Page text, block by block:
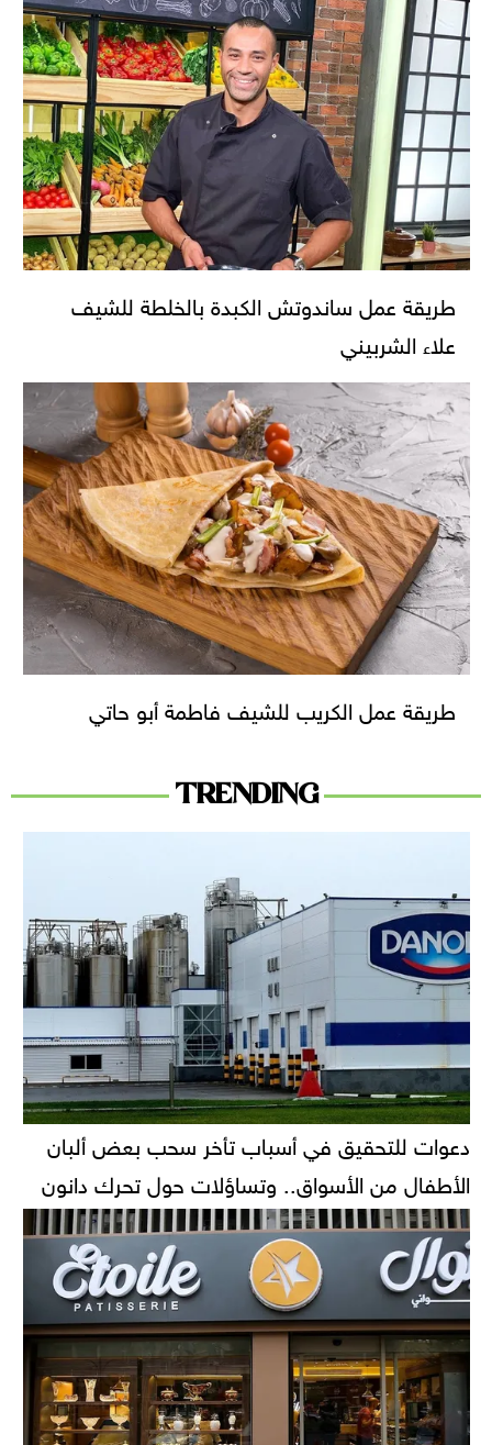
طريقة عمل ساندوتش الكبدة بالخلطة للشيف
علاء الشربيني
طريقة عمل الكريب للشيف فاطمة أبو حاتي
TRENDING
دعوات للتحقيق في أسباب تأخر سحب بعض ألبان
الأطفال من الأسواق.. وتساؤلات حول تحرك دانون